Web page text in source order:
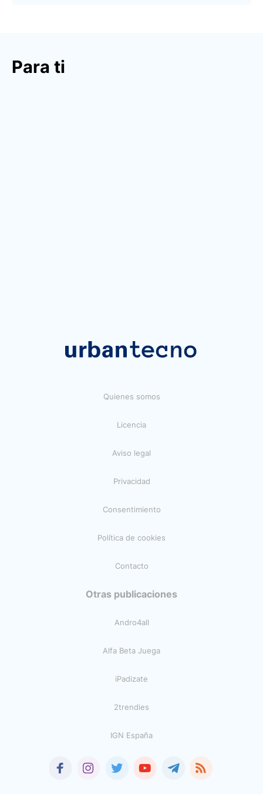
Para ti
Quienes somos
Licencia
Aviso legal
Privacidad
Consentimiento
Política de cookies
Contacto
Otras publicaciones
Andro4all
Alfa Beta Juega
iPadizate
2trendies
IGN España